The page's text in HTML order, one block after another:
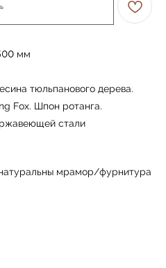
мм
тюльпанового дерева.
Fox. Шпон ротанга.
стали
мрамор/фурнитура